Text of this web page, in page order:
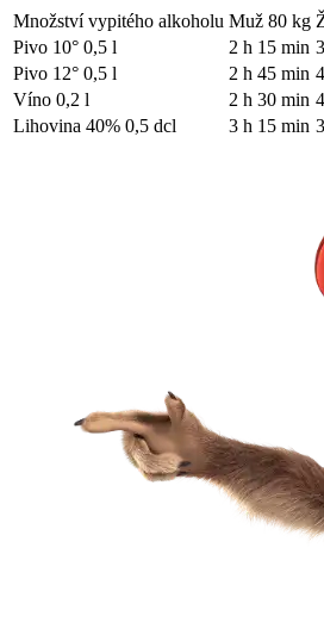
Množství vypitého alkoholu Muž 80 kg
Pivo 10° 0,5 l
2 h 15 min
Pivo 12° 0,5 l
2 h 45 min
Víno 0,2 l
2 h 30 min
Lihovina 40% 0,5 dcl
3 h 15 min